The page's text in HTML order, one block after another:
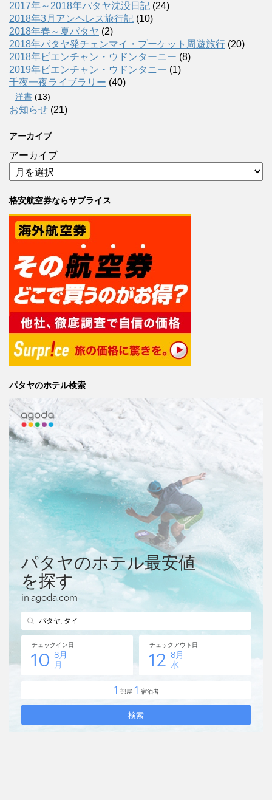
2017年～2018年パタヤ沈没日記 (24)
2018年3月アンヘレス旅行記 (10)
2018年春～夏パタヤ (2)
2018年パタヤ発チェンマイ・プーケット周遊旅行 (20)
2018年ビエンチャン・ウドンターニー (8)
2019年ビエンチャン・ウドンタニー (1)
千夜一夜ライブラリー (40)
洋書 (13)
お知らせ (21)
アーカイブ
アーカイブ
格安航空券ならサプライス
パタヤのホテル検索